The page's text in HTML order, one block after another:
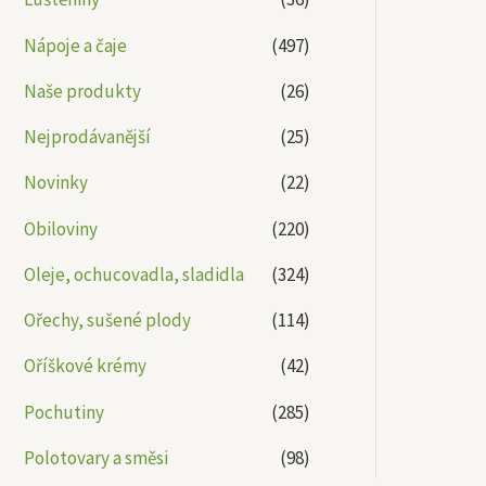
Nápoje a čaje
(497)
Naše produkty
(26)
Nejprodávanější
(25)
Novinky
(22)
Obiloviny
(220)
Oleje, ochucovadla, sladidla
(324)
Ořechy, sušené plody
(114)
Oříškové krémy
(42)
Pochutiny
(285)
Polotovary a směsi
(98)